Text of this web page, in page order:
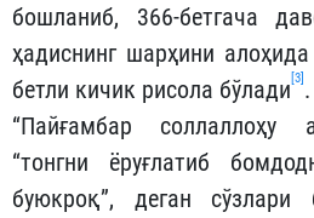
бошланиб, 366-бетгача
ҳадиснинг шарҳини
бетли кичик рисола бўлади[3] .
“Пайғамбар соллаллоҳу
“тонгни ёруғлатиб
буюкроқ”, деган